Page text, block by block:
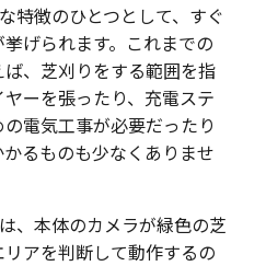
特徴のひとつとして、すぐ
げられます。これまでの
、芝刈りをする範囲を指
ーを張ったり、充電ステ
電気工事が必要だったり
るものも少なくありませ
、本体のカメラが緑色の芝
アを判断して動作するの